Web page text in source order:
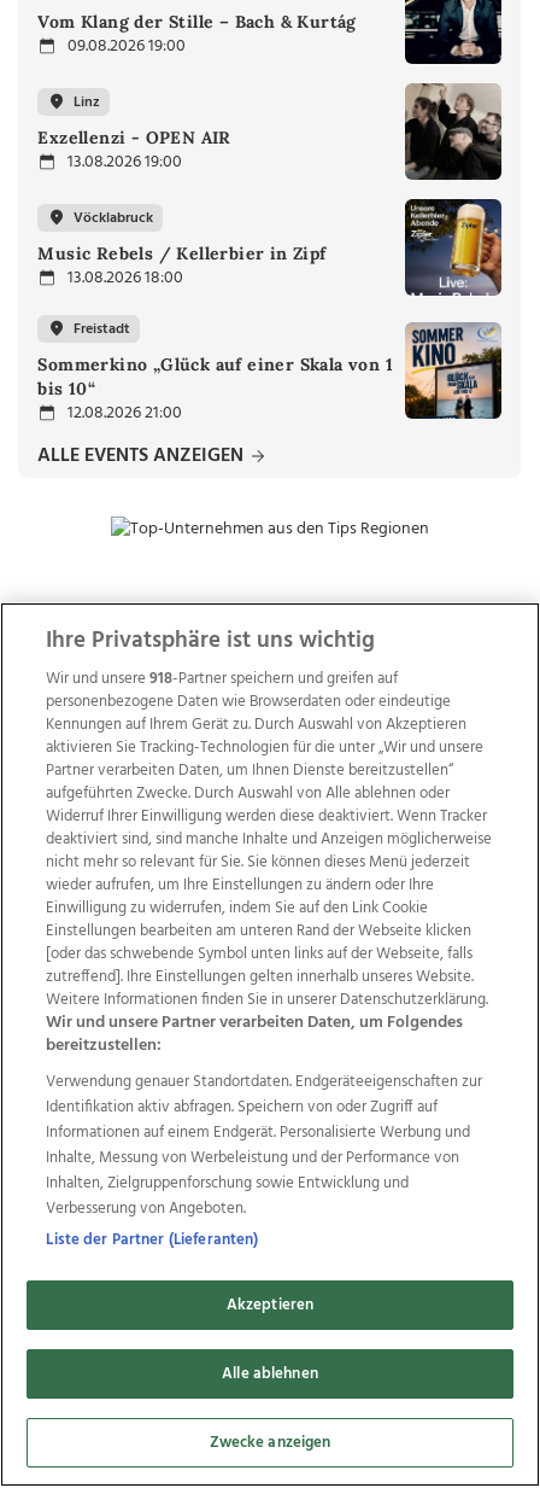
Vom Klang der Stille – Bach & Kurtág
09.08.2026 19:00
Linz
Exzellenzi - OPEN AIR
13.08.2026 19:00
Vöcklabruck
Music Rebels / Kellerbier in Zipf
13.08.2026 18:00
Freistadt
Sommerkino „Glück auf einer Skala von 1
bis 10“
12.08.2026 21:00
ALLE EVENTS ANZEIGEN
ZUR NACHRICHTENÜBERSICHT
Wir über uns Mediadaten Kontakt
Jobs
Datenschutz
Impressum
AGB Anzeigekunden
AGB Website
Ehrenkodex Politische Werbung
Weitere Angebote des Medienhauses Wimmer
TV1 di-mog-i.at OÖNow
Ischler Woche
Life Radio
OÖNachrichten
OÖN Immobilien
OÖN Karriere
OÖN Reise
Promenaden Galerien
Regionaljobs
wasistlos.at
Copyrights © 2026 Tips Zeitungs GmbH & Co KG
developed by11x11.net
Cookie Einstellungen bearbeiten
Ihre Privatsphäre ist uns wichtig
Wir und unsere918-Partner speichern und greifen auf
personenbezogene Daten wie Browserdaten oder eindeutige
Kennungen auf Ihrem Gerät zu. Durch Auswahl von Akzeptieren
aktivieren Sie Tracking-Technologien für die unter „Wir und unsere
Partner verarbeiten Daten, um Ihnen Dienste bereitzustellen“
aufgeführten Zwecke. Durch Auswahl von Alle ablehnen oder
Widerruf Ihrer Einwilligung werden diese deaktiviert. Wenn Tracker
deaktiviert sind, sind manche Inhalte und Anzeigen möglicherweise
nicht mehr so relevant für Sie. Sie können dieses Menü jederzeit
wieder aufrufen, um Ihre Einstellungen zu ändern oder Ihre
Einwilligung zu widerrufen, indem Sie auf den Link Cookie
Einstellungen bearbeiten am unteren Rand der Webseite klicken
[oder das schwebende Symbol unten links auf der Webseite, falls
zutreffend]. Ihre Einstellungen gelten innerhalb unseres Website.
Weitere Informationen finden Sie in unserer Datenschutzerklärung.
Wir und unsere Partner verarbeiten Daten, um Folgendes
bereitzustellen:
Verwendung genauer Standortdaten. Endgeräteeigenschaften zur
Identifikation aktiv abfragen. Speichern von oder Zugriff auf
Informationen auf einem Endgerät. Personalisierte Werbung und
Inhalte, Messung von Werbeleistung und der Performance von
Inhalten, Zielgruppenforschung sowie Entwicklung und
Verbesserung von Angeboten.
Liste der Partner (Lieferanten)
Akzeptieren
Alle ablehnen
Zwecke anzeigen